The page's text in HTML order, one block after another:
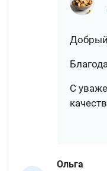
С
Ольга